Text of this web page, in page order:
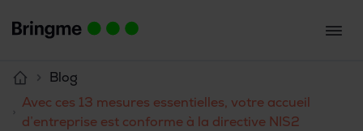
Blog
Avec ces 13 mesures essentielles, votre accueil
d’entreprise est conforme à la directive NIS2